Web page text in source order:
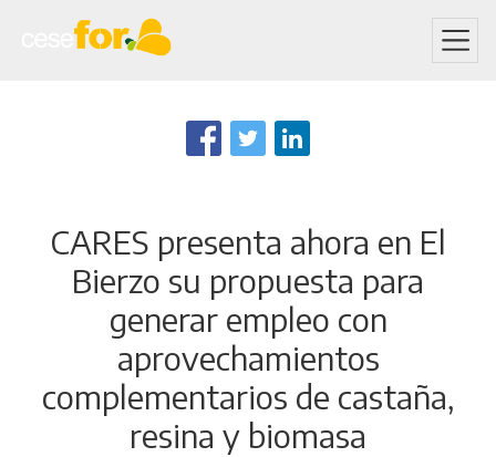
to
main
CARES presenta ahora en El
Bierzo su propuesta para
generar empleo con
aprovechamientos
complementarios de castaña,
resina y biomasa